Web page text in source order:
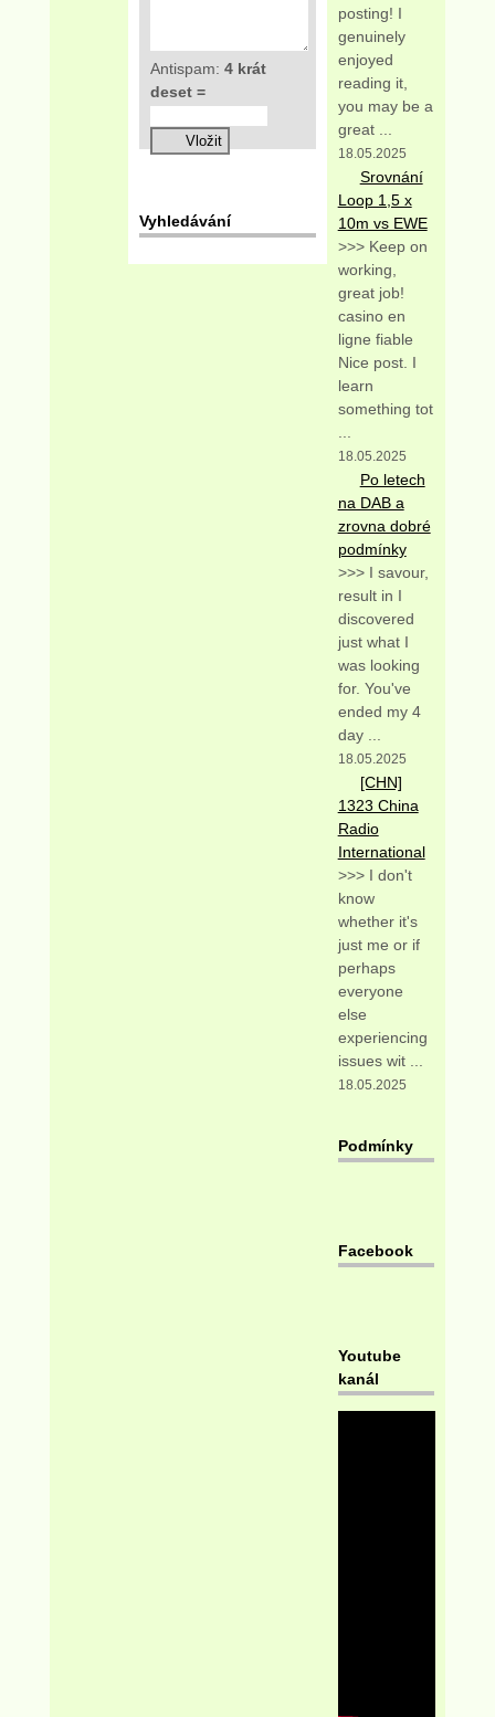
Antispam:4 krát
deset =
Vyhledávání
posting! I
genuinely
enjoyed
reading it,
you may be a
great ...
18.05.2025
Srovnání
Loop 1,5 x
10m vs EWE
>>> Keep on
working,
great job!
casino en
ligne fiable
Nice post. I
learn
something tot
18.05.2025
Po letech
na DAB a
zrovna dobré
podmínky
>>> I savour,
result in I
discovered
just what I
was looking
for. You've
ended my 4
day ...
18.05.2025
[CHN]
1323 China
Radio
International
>>> I don't
know
whether it's
just me or if
perhaps
everyone
else
experiencing
issues wit ...
18.05.2025
Podmínky
Facebook
Youtube
kanál